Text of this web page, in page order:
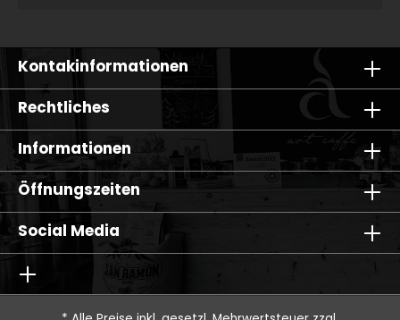
Kontakinformationen
Rechtliches
Informationen
Öffnungszeiten
Social Media